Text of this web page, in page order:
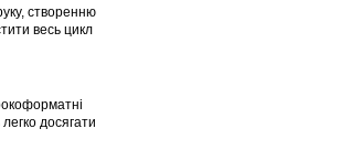
створенню
весь цикл
досягати